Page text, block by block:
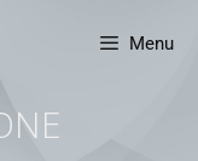
Menu